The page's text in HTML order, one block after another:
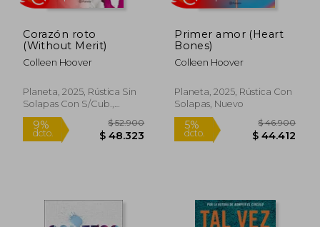
Rápido
Corazón roto
(Without Merit)
Colleen Hoover
Planeta, 2025, Rústica Sin
Solapas Con S/cub.,
Nuevo
Primer amor (Heart
Bones)
Colleen Hoover
Planeta, 2025, Rústica Con
Solapas, Nuevo